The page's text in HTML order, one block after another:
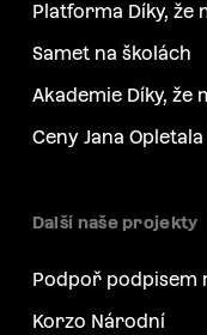
Platforma Díky, že
Samet na školách
Akademie Díky, že
Ceny Jana Opletala
Další naše projekty
Podpoř podpisem
Korzo Národní